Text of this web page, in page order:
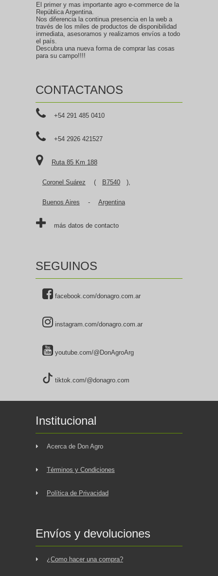
El primer y mas importante agro e-commerce de la
República Argentina.
Nos diferencia la continua presencia en la web a
través de los miles de productos de disponibilidad
inmediata, asesoramos y realizamos envíos a todo
el país.
Descubra una nueva forma de comprar las cosas
para su campo!!!!
CONTACTANOS
+54 291 485 0410
+54 2926 421527
Ruta 85 Km 188
Coronel Suárez ( B7540 ),
Buenos Aires - Argentina
más datos de contacto
SEGUINOS
facebook.com/donagro.com.ar
instagram.com/donagro.com.ar
youtube.com/@DonAgroArg
tiktok.com/@donagro.com
Institucional
Acerca de Don Agro
Términos y Condiciones
Política de Privacidad
Envíos y devoluciones
¿Como hacer una compra?